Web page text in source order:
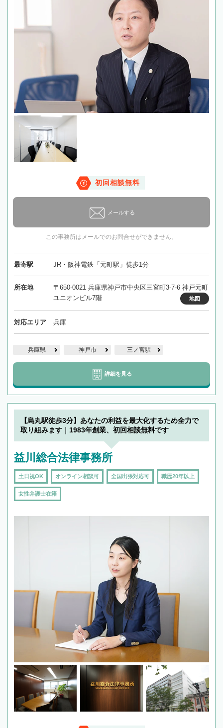
初回相談無料
メールする
この事務所はメールでのお問合せができません。
最寄駅 JR・阪神電鉄「元町駅」徒歩1分
所在地
〒650-0021 兵庫県神戸市中央区三宮町3-7-6 神戸元町
ユニオンビル7階
地図
対応エリア 兵庫
兵庫県 神戸市 三ノ宮駅
詳細を見る
【烏丸駅徒歩3分】あなたの利益を最大化するため全力で
取り組みます｜1983年創業、初回相談無料です
益川総合法律事務所
土日祝OK オンライン相談可 全国出張対応可 職歴20年以上
女性弁護士在籍